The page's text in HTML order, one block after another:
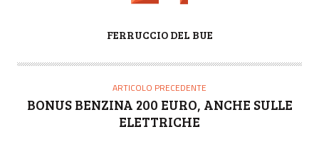
T
FERRUCCIO DEL BUE
ARTICOLO PRECEDENTE
BONUS BENZINA 200 EURO, ANCHE SULLE
ELETTRICHE